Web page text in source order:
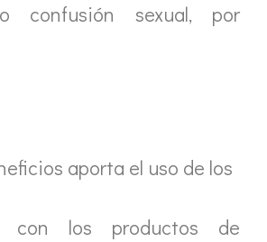
confusión sexual, por
aporta el uso de los
con los productos de